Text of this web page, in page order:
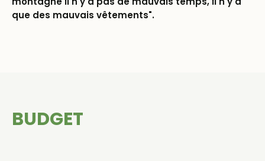
que des mauvais vêtements".
BUDGET